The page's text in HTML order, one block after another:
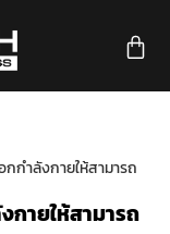
กำลังกายให้สามารถ
ายให้สามารถ